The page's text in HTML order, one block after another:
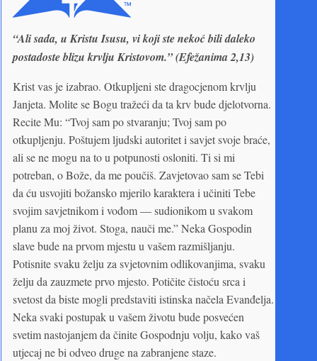
“Ali sada, u Kristu Isusu, vi koji ste nekoć bili daleko
postadoste blizu krvlju Kristovom.” (Efežanima 2,13)
Krist vas je izabrao. Otkupljeni ste dragocjenom krvlju
Janjeta. Molite se Bogu tražeći da ta krv bude djelotvorna.
Recite Mu: “Tvoj sam po stvaranju; Tvoj sam po
otkupljenju. Poštujem ljudski autoritet i savjet svoje braće,
ali se ne mogu na to u potpunosti osloniti. Ti si mi
potreban, o Bože, da me poučiš. Zavjetovao sam se Tebi
da ću usvojiti božansko mjerilo karaktera i učiniti Tebe
svojim savjetnikom i vođom — sudionikom u svakom
planu za moj život. Stoga, nauči me.” Neka Gospodin
slave bude na prvom mjestu u vašem razmišljanju.
Potisnite svaku želju za svjetovnim odlikovanjima, svaku
želju da zauzmete prvo mjesto. Potičite čistoću srca i
svetost da biste mogli predstaviti istinska načela Evanđelja.
Neka svaki postupak u vašem životu bude posvećen
svetim nastojanjem da činite Gospodnju volju, kako vaš
utjecaj ne bi odveo druge na zabranjene staze.